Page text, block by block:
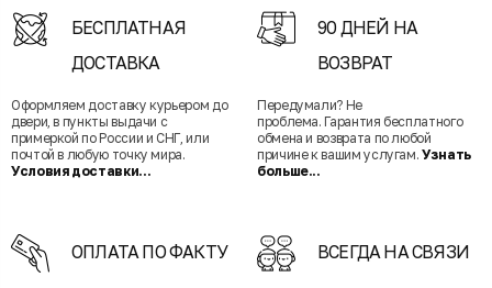
БЕСПЛАТНАЯ
ДОСТАВКА
Оформляем доставку курьером до
двери, в пункты выдачи с
примеркой по России и СНГ, или
почтой в любую точку мира.
Условия доставки...
90 ДНЕЙ НА
ВОЗВРАТ
Передумали? Не
проблема. Гарантия бесплатного
обмена и возврата по любой
причине к вашим услугам. Узнать
больше...
ОПЛАТА ПО ФАКТУ ВСЕГДА НА СВЯЗИ